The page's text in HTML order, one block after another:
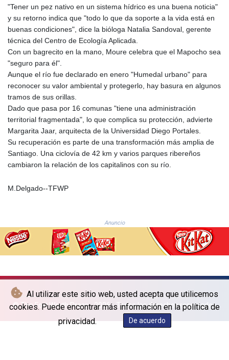
Al utilizar este sitio web, usted acepta que utilicemos
cookies. Puede encontrar más información en la política de
privacidad.
De acuerdo
KWD 0.30903
KYD 0.834936
KZT 469.48422
22637.365499
89717.564641
LKR 336.535164
LSL 16.341492
LTL 2.952741
LVL 0.60489
LYD 6.38659
MAD 9.347628
MNT
3596.040078
MOP 8.095403
MUR 47.070177
MWK
1737.235719
MXN 17.198475
"Tener un pez nativo en un sistema hídrico es una buena noticia"
y su retorno indica que "todo lo que da soporte a la vida está en
buenas condiciones", dice la bióloga Natalia Sandoval, gerente
técnica del Centro de Ecología Aplicada.
Con un bagrecito en la mano, Moure celebra que el Mapocho sea
"seguro para él".
Aunque el río fue declarado en enero "Humedal urbano" para
reconocer su valor ambiental y protegerlo, hay basura en algunos
tramos de sus orillas.
Dado que pasa por 16 comunas "tiene una administración
territorial fragmentada", lo que complica su protección, advierte
Margarita Jaar, arquitecta de la Universidad Diego Portales.
Su recuperación es parte de una transformación más amplia de
Santiago. Una ciclovía de 42 km y varios parques ribereños
cambiaron la relación de los capitalinos con su río.
M.Delgado--TFWP
Anuncio
© The Fort Worth Press - 2026 - Todos los derechos reservados